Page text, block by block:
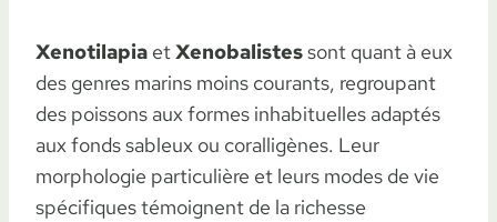
Xenotilapia etXenobalistessont quant à eux
des genres marins moins courants, regroupant
des poissons aux formes inhabituelles adaptés
aux fonds sableux ou coralligènes. Leur
morphologie particulière et leurs modes de vie
spécifiques témoignent de la richesse